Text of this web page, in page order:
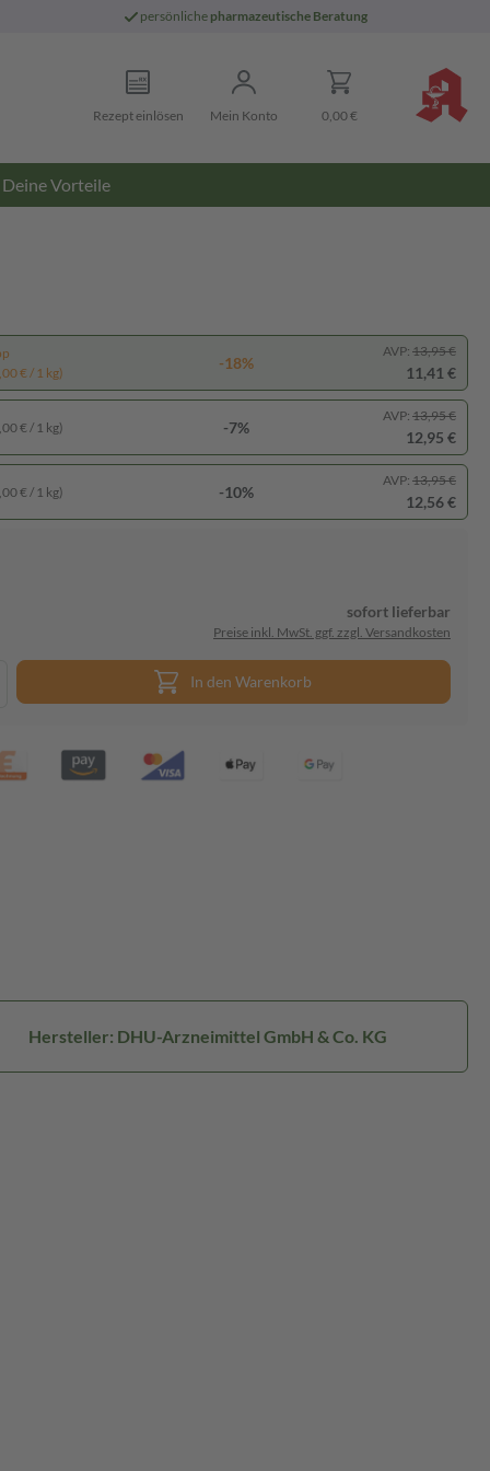
persönliche pharmazeutische Beratung
Rezept einlösen Mein Konto 0,00 €
Deine Vorteile
€ / 1 kg)
-18%
AVP: 13,95 €
11,41 €
€ / 1 kg) -7%
AVP: 13,95 €
12,95 €
€ / 1 kg) -10%
AVP: 13,95 €
12,56 €
sofort lieferbar
Preise inkl. MwSt. ggf. zzgl. Versandkosten
In den Warenkorb
Hersteller: DHU-Arzneimittel GmbH & Co. KG